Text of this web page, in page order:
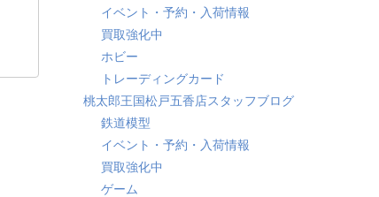
イベント・予約・入荷情報
買取強化中
ホビー
トレーディングカード
桃太郎王国松戸五香店スタッフブログ
鉄道模型
イベント・予約・入荷情報
買取強化中
ゲーム